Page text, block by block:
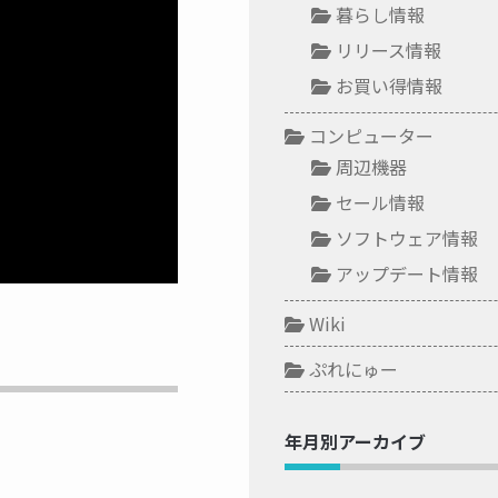
暮らし情報
リリース情報
お買い得情報
コンピューター
周辺機器
セール情報
ソフトウェア情報
アップデート情報
Wiki
ぷれにゅー
年月別アーカイブ